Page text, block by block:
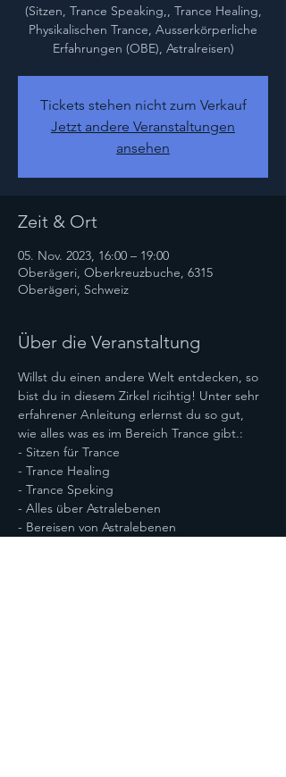
(Sitzen, Trance Speaking,, Trance Healing,
Physikalischen Trance, Ausserkörperliche
Erfahrungen (OBE), Astralreisen)
Tickets stehen nicht zum Verkauf
Jetzt andere Veranstaltungen
ansehen
Zeit & Ort
05. Nov. 2023, 16:00 – 19:00
Oberägeri, Oberkreuzbuche, 6315
Oberägeri, Schweiz
Über die Veranstaltung
Willst du einen andere Welt entdecken, so
bist du in diesem Zirkel ricihtig! Unter sehr
erfahrener Anleitung erlernst du so gut,
wie alles was es im Bereich Trance gibt.:
- Sitzen für Trance
- Trance Healing
- Trance Speking
- Alles über Astralebenen
- Bereisen von Astralebenen